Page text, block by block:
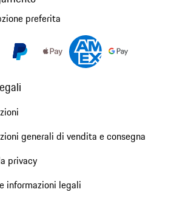
preferita
generali di vendita e consegna
privacy
informazioni legali